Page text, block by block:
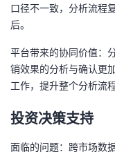
口径不一致，分析流程
后。
平台带来的协同价值：
销效果的分析与确认更
工作，提升整个分析流
投资决策支持
面临的问题：跨市场数